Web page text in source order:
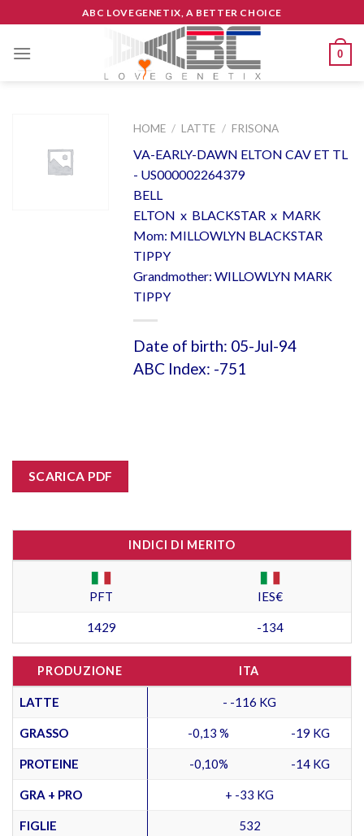
to
content
ABC LOVEGENETIX, A BETTER CHOICE
0
HOME / LATTE / FRISONA
VA-EARLY-DAWN ELTON CAV ET TL
- US000002264379
BELL
ELTON x BLACKSTAR x MARK
Mom: MILLOWLYN BLACKSTAR
TIPPY
Grandmother: WILLOWLYN MARK
TIPPY
Date of birth: 05-Jul-94
ABC Index: -751
SCARICA PDF
INDICI DI MERITO
PFT IES€
1429 -134
PRODUZIONE ITA
LATTE - -116 KG
GRASSO -0,13 % -19 KG
PROTEINE -0,10% -14 KG
GRA + PRO + -33 KG
FIGLIE 532